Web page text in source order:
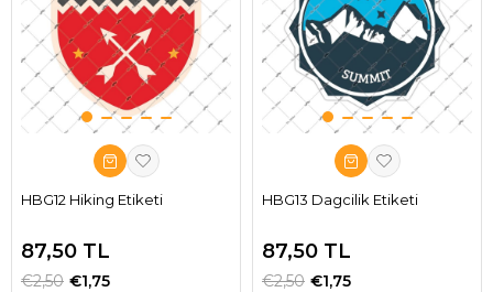
HBG12 Hiking Etiketi
87,50 TL
€1,75
€2,50
HBG13 Dagcilik Etiketi
87,50 TL
€1,75
€2,50